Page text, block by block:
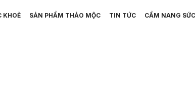
KHOẺ SẢN PHẨM THẢO MỘC TIN TỨC CẨM NANG